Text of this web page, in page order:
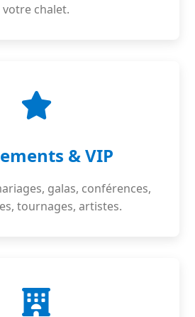
votre chalet.
& VIP
galas, conférences,
tournages, artistes.